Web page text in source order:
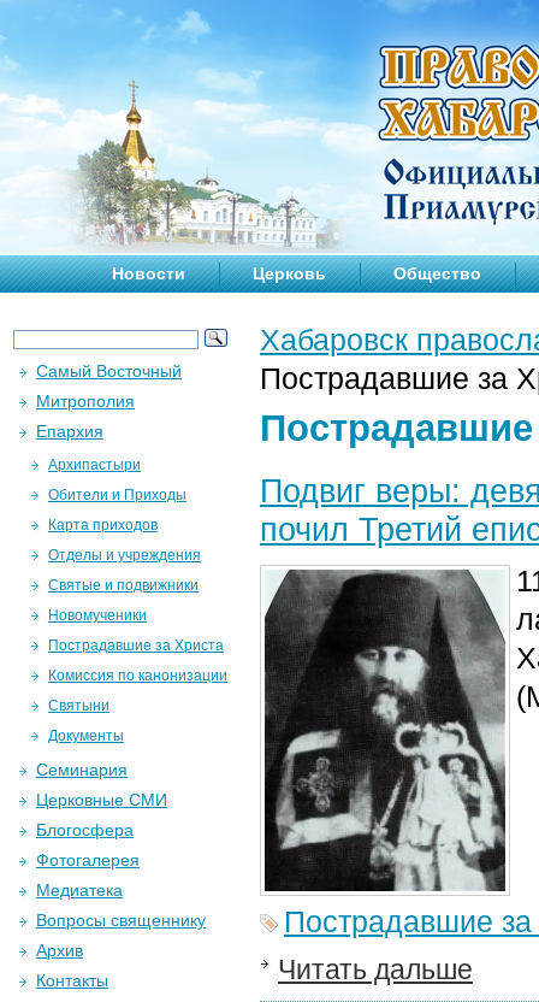
Новости Церковь Общество
Хабаровск
Пострадавшие за
Пострадавшие
Подвиг веры:
почил Третий
Пострадавшие за
Читать дальше
Самый Восточный
Митрополия
Епархия
Архипастыри
Обители и Приходы
Карта приходов
Отделы и учреждения
Святые и подвижники
Новомученики
Пострадавшие за Христа
Комиссия по канонизации
Святыни
Документы
Семинария
Церковные СМИ
Блогосфера
Фотогалерея
Медиатека
Вопросы священнику
Архив
Контакты